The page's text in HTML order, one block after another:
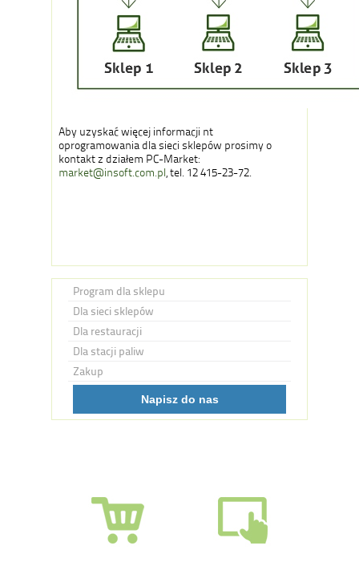
Aby uzyskać więcej informacji nt
oprogramowania dla sieci sklepów prosimy o
kontakt z działem PC-Market:
market@insoft.com.pl , tel. 12 415-23-72.
Program dla sklepu
Dla sieci sklepów
Dla restauracji
Dla stacji paliw
Zakup
Napisz do nas